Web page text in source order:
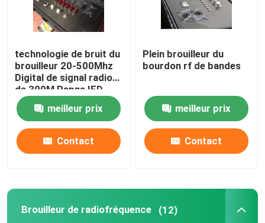
technologie de bruit du
brouilleur 20-500Mhz
Digital de signal radio
de 300M Range IED
meilleur prix
Contact
Plein brouilleur du
bourdon rf de bandes
meilleur prix
Contact
Brouilleur de radiofréquence (12)